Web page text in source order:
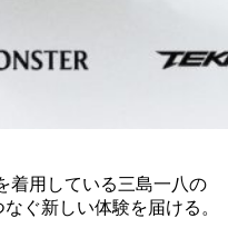
着用している三島一八の
ぐ新しい体験を届ける。